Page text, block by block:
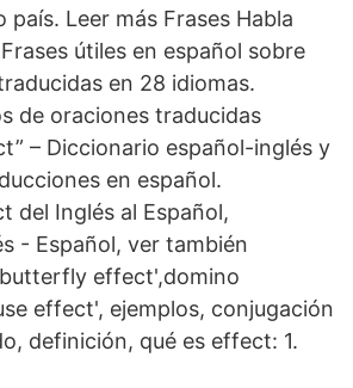
Leer más Frases Habla
útiles en español sobre
en 28 idiomas.
de oraciones traducidas
– Diccionario español-inglés y
en español.
del Inglés al Español,
- Español, ver también
effect',domino
effect', ejemplos, conjugación
definición, qué es effect: 1.